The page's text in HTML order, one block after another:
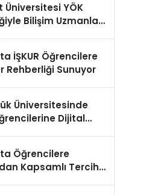
Üniversitesi YÖK
Bilişim Uzmanları
İŞKUR Öğrencilere
Rehberliği Sunuyor
Üniversitesinde
Dijital
Öğrencilere
Kapsamlı Tercih